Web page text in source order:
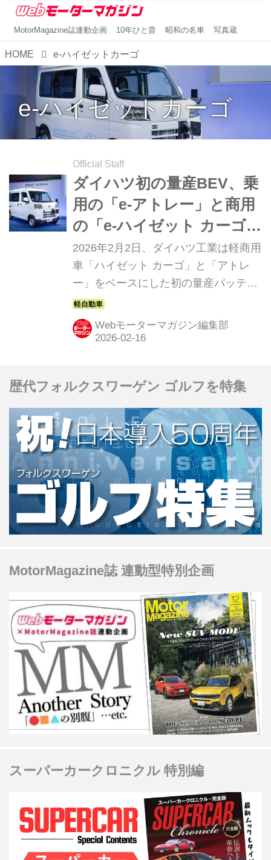
MotorMagazine誌連動企画 10年ひと昔 昭和の名車 写真蔵
HOME e-ハイゼットカーゴ
e-ハイゼットカーゴ
Official Staff
ダイハツ初の量産BEV、乗
用の「e-アトレー」と商用
の「e-ハイゼット カーゴ」
を発売。航続距離の長さに
強み
2026年2月2日、ダイハツ工業は軽商用
車「ハイゼット カーゴ」と「アトレ
ー」をベースにした初の量産バッテリ
ーEV「e-ハイゼット カーゴ」と「e-ア
トレー」を発売した。航続距離
257km、車両価格は「e-ハイゼット カ
Webモーターマガジン編集部
歴代フォルクスワーゲン ゴルフを特集
MotorMagazine誌 連動型特別企画
スーパーカークロニクル 特別編